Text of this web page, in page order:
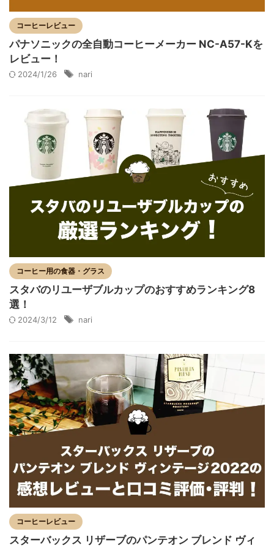
コーヒーレビュー
パナソニックの全自動コーヒーメーカー NC-A57-Kを
レビュー！
2024/1/26 nari
コーヒー用の食器・グラス
スタバのリユーザブルカップのおすすめランキング8
選！
2024/3/12 nari
コーヒーレビュー
スターバックス リザーブのパンテオン ブレンド ヴィ